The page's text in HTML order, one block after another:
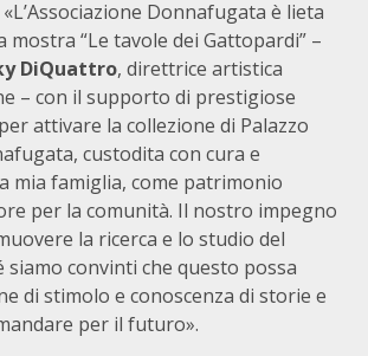
Donnafugata è lieta
mostra “Le tavole dei Gattopardi” –
DiQuattro, direttrice artistica
– con il supporto di prestigiose
attivare la collezione di Palazzo
custodita con cura e
mia famiglia, come patrimonio
per la comunità. Il nostro impegno
la ricerca e lo studio del
siamo convinti che questo possa
di stimolo e conoscenza di storie e
per il futuro».